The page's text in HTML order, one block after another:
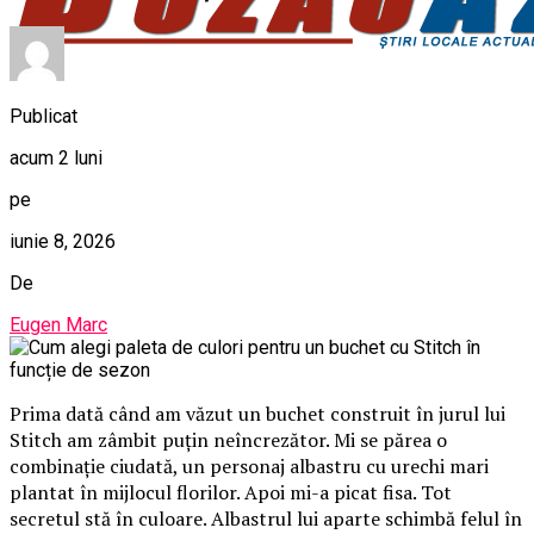
Publicat
acum 2 luni
pe
iunie 8, 2026
De
Eugen Marc
Prima dată când am văzut un buchet construit în jurul lui
Stitch am zâmbit puțin neîncrezător. Mi se părea o
combinație ciudată, un personaj albastru cu urechi mari
plantat în mijlocul florilor. Apoi mi-a picat fisa. Tot
secretul stă în culoare. Albastrul lui aparte schimbă felul în